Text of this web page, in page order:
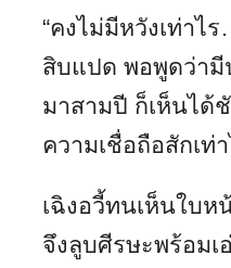
“คงไม่มีหวังเท่าไ
สิบแปด พอพูดว่า
มาสามปี ก็เห็นได้
ความเชื่อถือสักเท่
เฉิงอวี้ทนเห็นใบห
จึงลูบศีรษะพร้อมเ